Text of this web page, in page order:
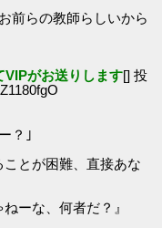
前らの教師らしいから
VIPがお送りします[] 投
？｣
とが困難、直接あな
ーな、何者だ？』